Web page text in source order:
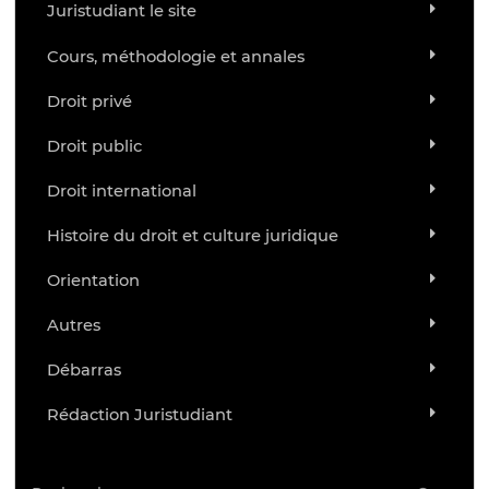
Juristudiant le site
Cours, méthodologie et annales
Droit privé
Droit public
Droit international
Histoire du droit et culture juridique
Orientation
Autres
Débarras
Rédaction Juristudiant